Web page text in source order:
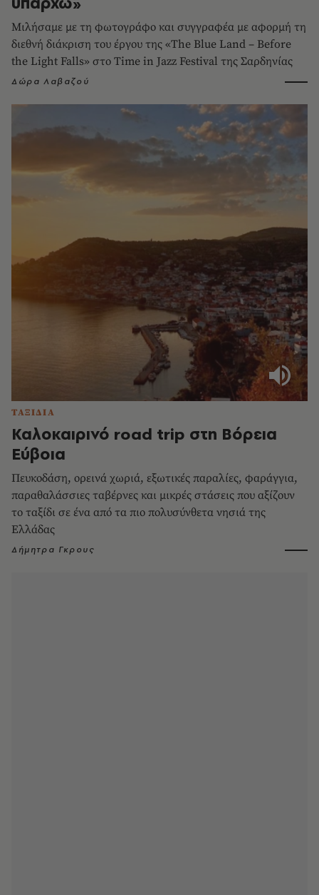
Μιλήσαμε με τη φωτογράφο και συγγραφέα με αφορμή τη
διεθνή διάκριση του έργου της «The Blue Land – Before
the Light Falls» στο Time in Jazz Festival της Σαρδηνίας
Δώρα Λαβαζού
ΤΑΞΙΔΙΑ
Καλοκαιρινό road trip στη Βόρεια
Εύβοια
Πευκοδάση, ορεινά χωριά, εξωτικές παραλίες, φαράγγια,
παραθαλάσσιες ταβέρνες και μικρές στάσεις που αξίζουν
το ταξίδι σε ένα από τα πιο πολυσύνθετα νησιά της
Ελλάδας
Δήμητρα Γκρους